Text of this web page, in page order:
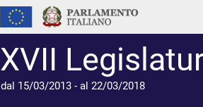
XVII
dal 15/03/2013 - al 22/03/2018